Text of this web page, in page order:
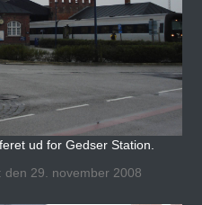
ud for Gedser Station.
29. november 2008